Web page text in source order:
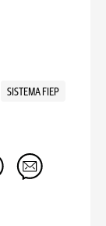
SISTEMA FIEP